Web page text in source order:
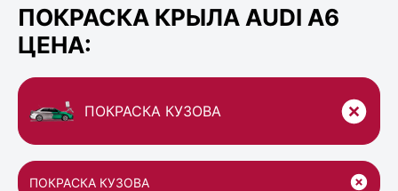
ПОКРАСКА КРЫЛА AUDI A6
ЦЕНА:
ПОКРАСКА КУЗОВА
ПОКРАСКА КУЗОВА